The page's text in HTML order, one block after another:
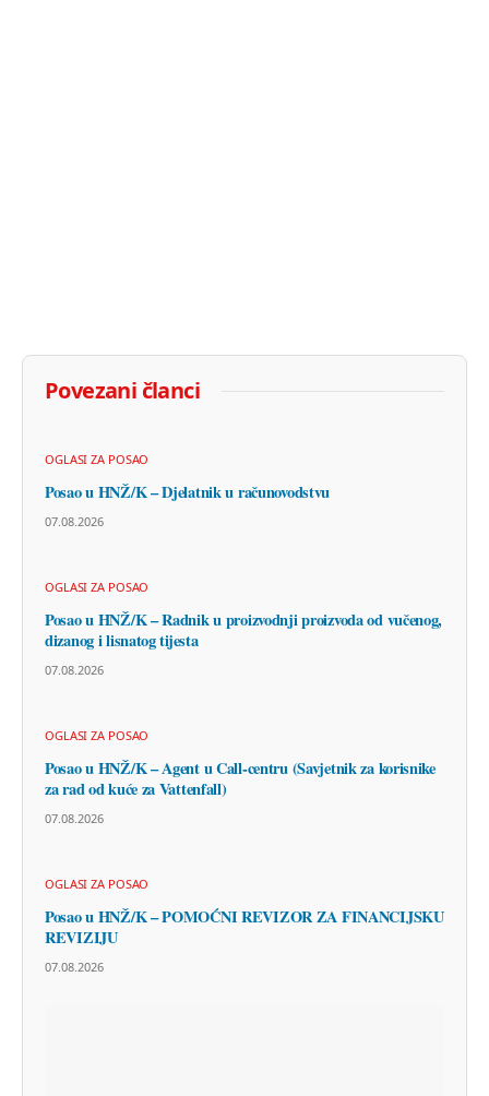
Povezani članci
OGLASI ZA POSAO
Posao u HNŽ/K – Djelatnik u računovodstvu
07.08.2026
OGLASI ZA POSAO
Posao u HNŽ/K – Radnik u proizvodnji proizvoda od vučenog,
dizanog i lisnatog tijesta
07.08.2026
OGLASI ZA POSAO
Posao u HNŽ/K – Agent u Call-centru (Savjetnik za korisnike
za rad od kuće za Vattenfall)
07.08.2026
OGLASI ZA POSAO
Posao u HNŽ/K – POMOĆNI REVIZOR ZA FINANCIJSKU
REVIZIJU
07.08.2026